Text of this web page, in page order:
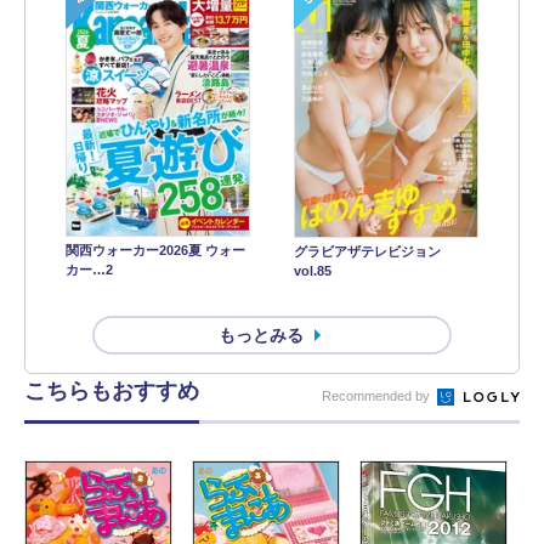
関西ウォーカー2026夏 ウォー
カー…2
グラビアザテレビジョン
vol.85
もっとみる
こちらもおすすめ Recommended by